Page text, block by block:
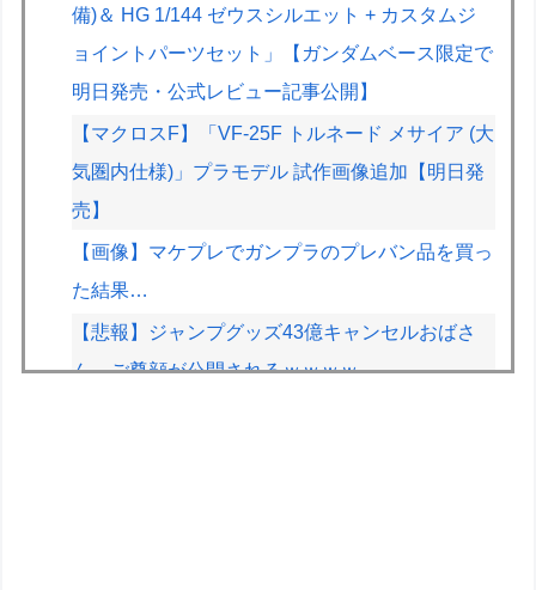
備)＆ HG 1/144 ゼウスシルエット + カスタムジ
ョイントパーツセット」【ガンダムベース限定で
明日発売・公式レビュー記事公開】
【マクロスF】「VF-25F トルネード メサイア (大
気圏内仕様)」プラモデル 試作画像追加【明日発
売】
【画像】マケプレでガンプラのプレバン品を買っ
た結果…
【悲報】ジャンプグッズ43億キャンセルおばさ
ん、ご尊顔が公開されるｗｗｗｗ